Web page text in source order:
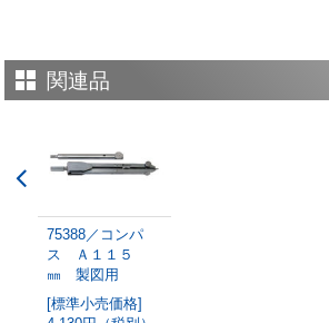
関連品
75388／コンパ
ス Ａ１１５
㎜ 製図用
[標準小売価格]